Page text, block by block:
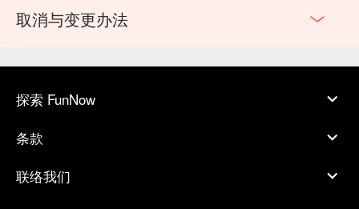
取消与变更办法
探索 FunNow
条款
联络我们